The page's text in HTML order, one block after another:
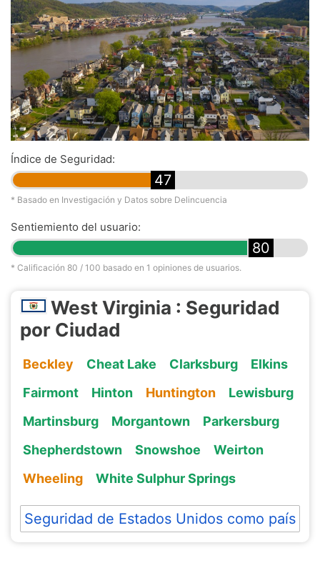
Índice de Seguridad:
47
* Basado en Investigación y Datos sobre Delincuencia
Sentiemiento del usuario:
80
* Calificación 80 / 100 basado en 1 opiniones de usuarios.
West Virginia : Seguridad
por Ciudad
Beckley Cheat Lake Clarksburg
Elkins
Fairmont
Hinton Huntington
Lewisburg
Martinsburg
Morgantown
Parkersburg
Shepherdstown
Snowshoe
Weirton
Wheeling
White Sulphur Springs
Seguridad de Estados Unidos como país